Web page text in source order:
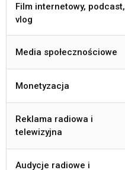
Film internetowy, podcast,
vlog
Media społecznościowe
Monetyzacja
Reklama radiowa i
telewizyjna
Audycje radiowe i